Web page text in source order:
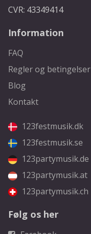
CVR: 43349414
Information
FAQ
Regler og betingelser
Blog
Kontakt
123festmusik.dk
123festmusik.se
123partymusik.de
123partymusik.at
123partymusik.ch
Følg os her